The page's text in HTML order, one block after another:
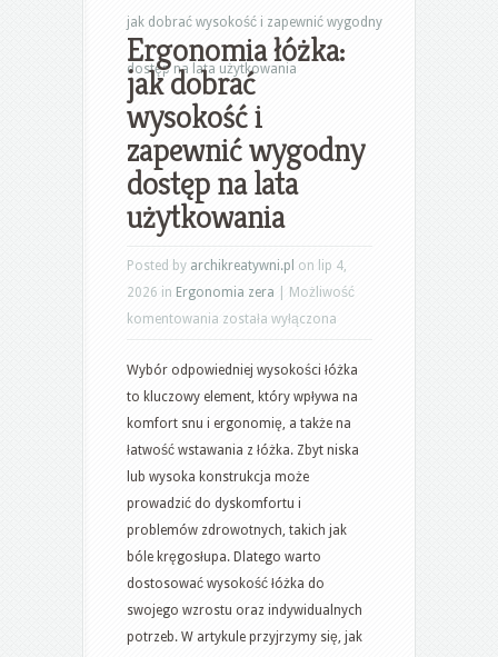
jak dobrać wysokość i zapewnić wygodny
dostęp na lata użytkowania
Ergonomia łóżka:
jak dobrać
wysokość i
zapewnić wygodny
dostęp na lata
użytkowania
Posted by archikreatywni.pl on lip 4,
2026 in Ergonomia zera
Możliwość
komentowania Ergonomia
jak
dobrać
wysokość
i
zapewnić
wygodny
dostęp
na
lata
użytkowania
została wyłączona
Wybór odpowiedniej wysokości łóżka
to kluczowy element, który wpływa na
komfort snu i ergonomię, a także na
łatwość wstawania z łóżka. Zbyt niska
lub wysoka konstrukcja może
prowadzić do dyskomfortu i
problemów zdrowotnych, takich jak
bóle kręgosłupa. Dlatego warto
dostosować wysokość łóżka do
swojego wzrostu oraz indywidualnych
potrzeb. W artykule przyjrzymy się, jak